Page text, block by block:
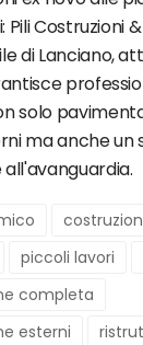
Costruzioni &
di Lanciano,
solo
ma anche un
piccoli lavori
completa
esterni